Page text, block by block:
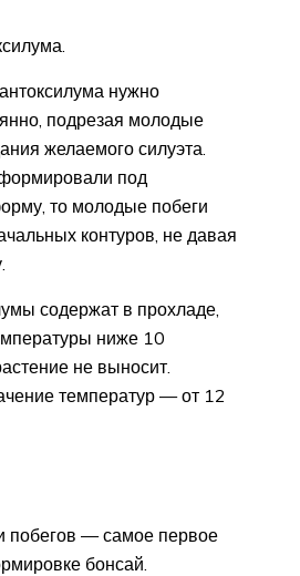
нужно
подрезая молодые
желаемого силуэта.
под
то молодые побеги
контуров, не давая
содержат в прохладе,
ниже 10
не выносит.
температур — от 12
побегов — самое первое
бонсай.